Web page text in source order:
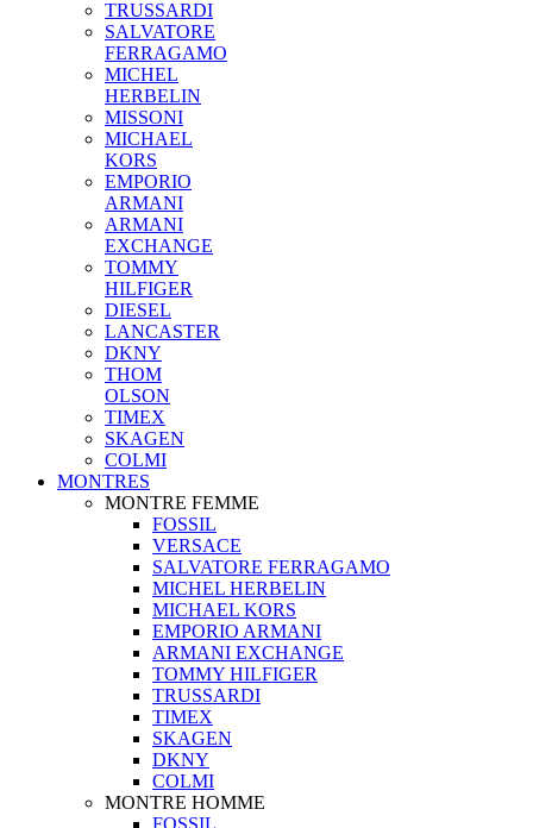
TRUSSARDI
SALVATORE
FERRAGAMO
MICHEL
HERBELIN
MISSONI
MICHAEL
KORS
EMPORIO
ARMANI
ARMANI
EXCHANGE
TOMMY
HILFIGER
DIESEL
LANCASTER
DKNY
THOM
OLSON
TIMEX
SKAGEN
COLMI
MONTRES
MONTRE FEMME
FOSSIL
VERSACE
SALVATORE FERRAGAMO
MICHEL HERBELIN
MICHAEL KORS
EMPORIO ARMANI
ARMANI EXCHANGE
TOMMY HILFIGER
TRUSSARDI
TIMEX
SKAGEN
DKNY
COLMI
MONTRE HOMME
FOSSIL